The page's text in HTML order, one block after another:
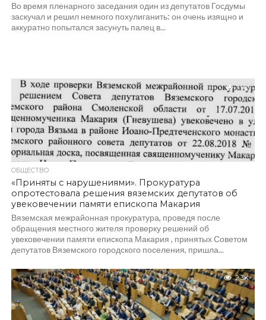
Во время пленарного заседания один из депутатов Госдумы
заскучал и решил немного похулиганить: он очень изящно и
аккуратно попытался засунуть палец в...
1.9K
ОБЩЕСТВО
«Приняты с нарушениями». Прокуратура
опротестовала решения вяземских депутатов об
увековечении памяти епископа Макария
Вяземская межрайонная прокуратура, проведя после
обращения местного жителя проверку решений об
увековечении памяти епископа Макария , принятых Советом
депутатов Вяземского городского поселения, пришла...
2.3K